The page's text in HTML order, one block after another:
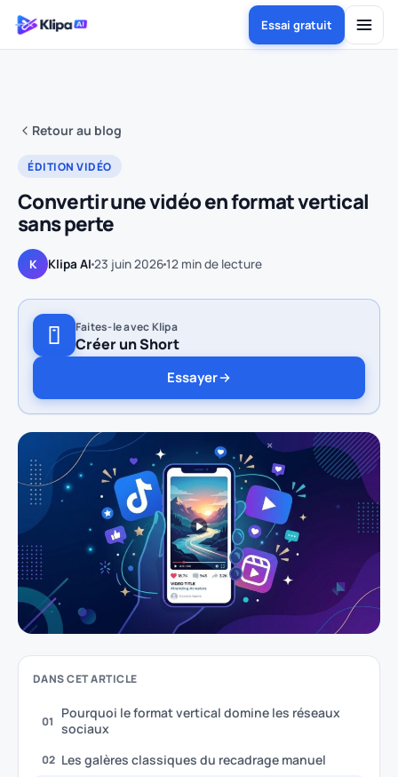
Essai gratuit
Retour au blog
ÉDITION VIDÉO
Convertir une vidéo en format vertical
sans perte
K Klipa AI 23 juin 202612 min de lecture
Faites-le avec Klipa
Créer un Short
Essayer
DANS CET ARTICLE
01
Pourquoi le format vertical domine les réseaux
sociaux
02 Les galères classiques du recadrage manuel